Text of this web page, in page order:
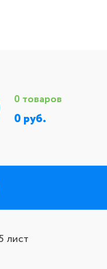
0товаров
0 руб.
лист